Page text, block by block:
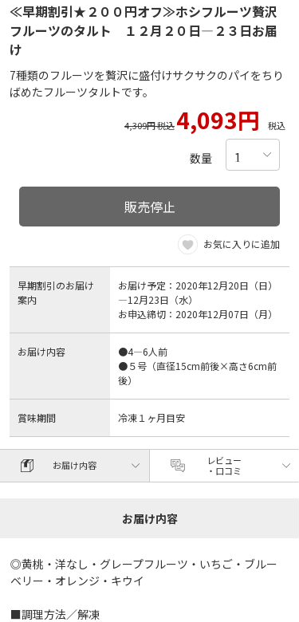
≪早期割引★２００円オフ≫ホシフルーツ贅沢
フルーツのタルト １２月２０日―２３日お届
け
7種類のフルーツを贅沢に盛付けサクサクのパイをちり
ばめたフルーツタルトです。
4,309円 税込4,093円 税込
数量
販売停止
お気に入りに追加
早期割引のお届け
案内
お届け予定：2020年12月20日（日）
―12月23日（水）
お申込締切：2020年12月07日（月）
お届け内容
●4―6人前
●５号（直径15cm前後×高さ6cm前
後）
賞味期間 冷凍１ヶ月目安
お届け内容
レビュー
・口コミ
お届け内容
◎黄桃・洋なし・グレープフルーツ・いちご・ブルー
ベリー・オレンジ・キウイ
■調理方法／解凍